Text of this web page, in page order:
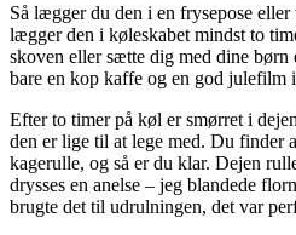
Så lægger du den i en frysepose
lægger den i køleskabet mindst to
skoven eller sætte dig med dine børn
bare en kop kaffe og en god julefilm
Efter to timer på køl er smørret i
den er lige til at lege med. Du finder
kagerulle, og så er du klar. Dejen
drysses en anelse – jeg blandede
brugte det til udrulningen, det var